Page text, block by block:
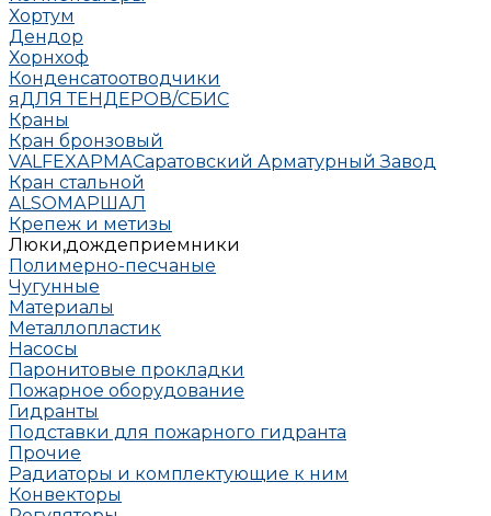
Хортум
Дендор
Хорнхоф
Конденсатоотводчики
яДЛЯ ТЕНДЕРОВ/СБИС
Краны
Кран бронзовый
VALFEXАРМАСаратовский Арматурный Завод
Кран стальной
ALSO МАРШАЛ
Крепеж и метизы
Люки,дождеприемники
Полимерно-песчаные
Чугунные
Материалы
Металлопластик
Насосы
Паронитовые прокладки
Пожарное оборудование
Гидранты
Подставки для пожарного гидранта
Прочие
Радиаторы и комплектующие к ним
Конвекторы